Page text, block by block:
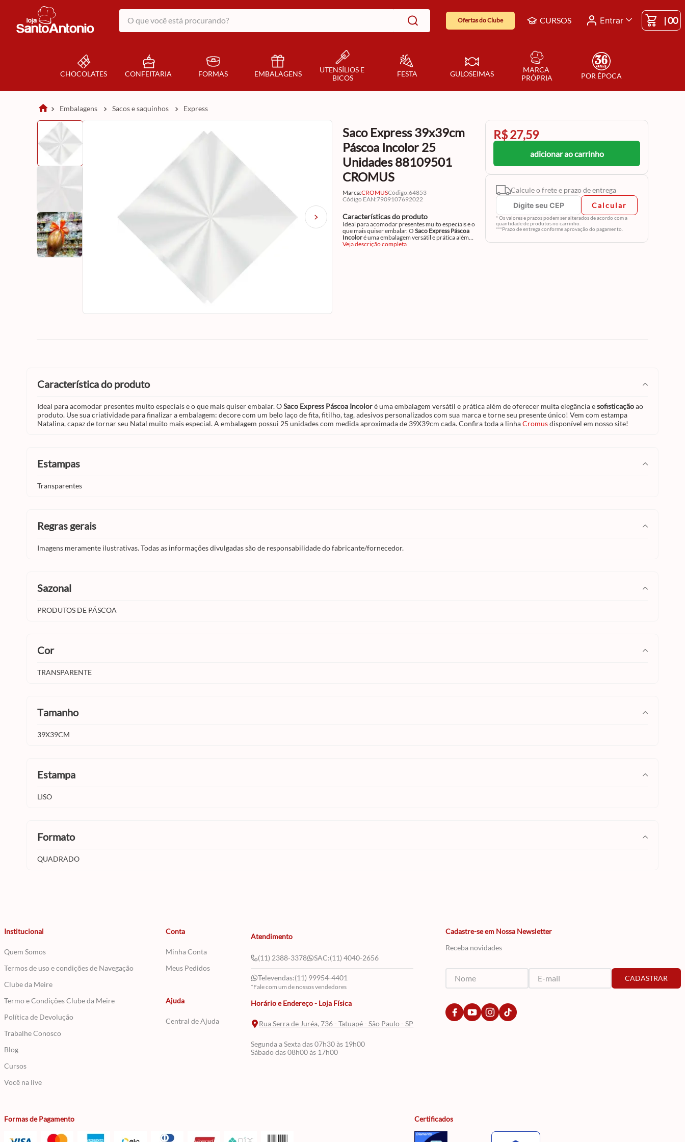
O que você está procurando?
Ofertas do Clube CURSOS Entrar |00
CHOCOLATES CONFEITARIA FORMAS EMBALAGENS
UTENSÍLIOS E
BICOS
FESTA GULOSEIMAS
MARCA
PRÓPRIA
POR ÉPOCA
embalagens sacos e saquinhos express
Saco Express 39x39cm
Páscoa Incolor 25
Unidades 88109501
CROMUS
Marca:CROMUSCódigo:64853
Código EAN:7909107692022
Características do produto
Ideal para acomodar presentes muito especiais e o
que mais quiser embalar. O Saco Express Páscoa
Incoloré uma embalagem versátil e prática além
de oferecer muita elegância e
Veja descrição completa
R$ 27,59
adicionar ao carrinho
Calcule o frete e prazo de entrega
Calcular
* Os valores e prazos podem ser alterados de acordo com a
quantidade de produtos no carrinho.
***Prazo de entrega conforme aprovação do pagamento.
característica do produto
Ideal para acomodar presentes muito especiais e o que mais quiser embalar. OSaco Express Páscoa Incoloré uma embalagem versátil e prática além de oferecer muita elegância esofisticaçãoao
produto. Use sua criatividade para finalizar a embalagem: decore com um belo laço de fita, fitilho, tag, adesivos personalizados com sua marca e torne seu presente único! Vem com estampa
Natalina, capaz de tornar seu Natal muito mais especial. A embalagem possui 25 unidades com medida aproximada de 39X39cm cada. Confira toda a linhaCromusdisponível em nosso site!
estampas
Transparentes
regras gerais
Imagens meramente ilustrativas. Todas as informações divulgadas são de responsabilidade do fabricante/fornecedor.
sazonal
PRODUTOS DE PÁSCOA
cor
TRANSPARENTE
tamanho
39X39CM
estampa
LISO
formato
QUADRADO
Institucional
Quem Somos
Termos de uso e condições de Navegação
Clube da Meire
Termo e Condições Clube da Meire
Política de Devolução
Trabalhe Conosco
Blog
Cursos
Você na live
Conta
Minha Conta
Meus Pedidos
Ajuda
Central de Ajuda
Atendimento
(11) 2388-3378 SAC:(11) 4040-2656
Televendas:(11) 99954-4401
*Fale com um de nossos vendedores
Horário e Endereço - Loja Física
Rua Serra de Juréa, 736 - Tatuapé - São Paulo - SP
Segunda a Sexta das 07h30 às 19h00
Sábado das 08h00 às 17h00
Cadastre-se em Nossa Newsletter
Receba novidades
CADASTRAR
Formas de Pagamento Certificados